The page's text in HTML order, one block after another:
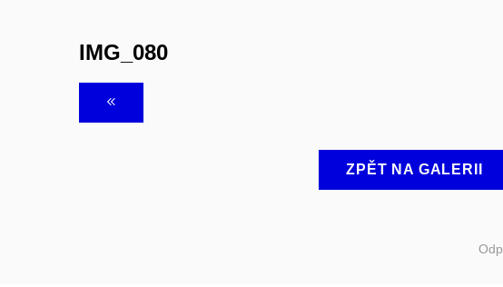
IMG_080
ZPĚT NA GALERII